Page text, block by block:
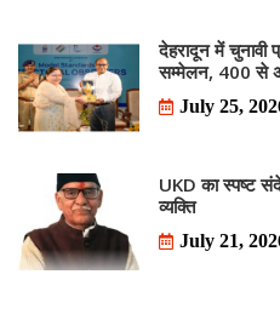
देहरादून में चुनावी
सम्मेलन, 400 से
July 25,
UKD का स्पष्ट
व्यक्ति
July 21,